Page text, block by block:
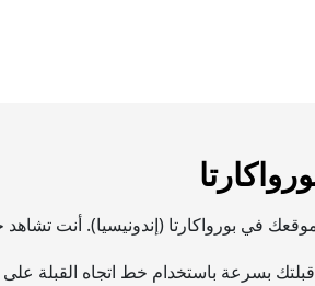
في بورواكارتا (إندونيسيا). أنت
قبلتك بسرعة باستخدام خط اتجاه القبلة